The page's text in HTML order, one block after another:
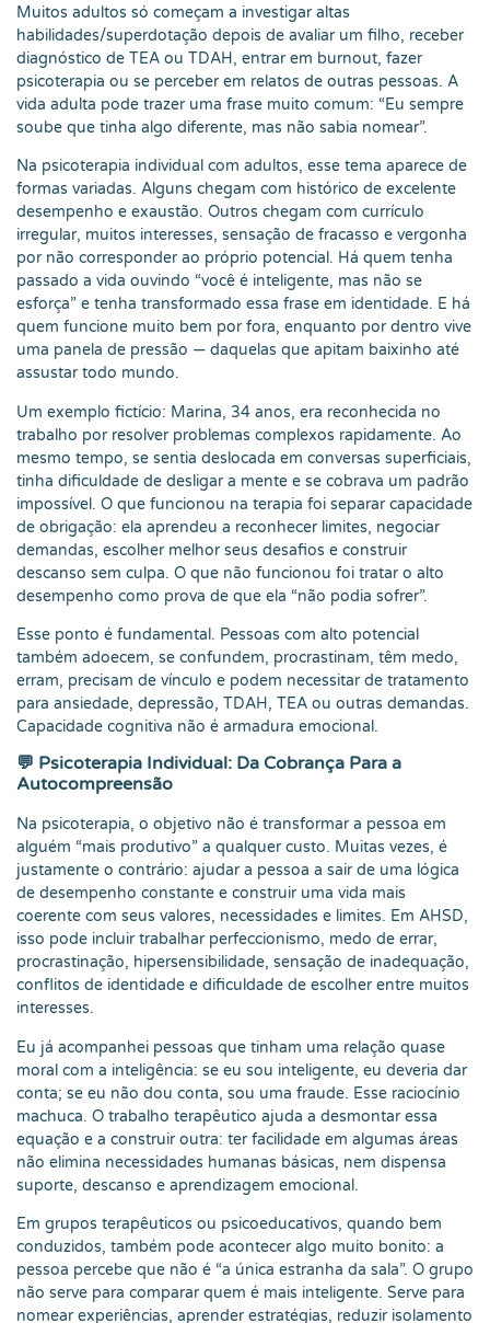
Muitos adultos só começam a investigar altas
habilidades/superdotação depois de avaliar um filho, receber
diagnóstico de TEA ou TDAH, entrar em burnout, fazer
psicoterapia ou se perceber em relatos de outras pessoas. A
vida adulta pode trazer uma frase muito comum: “Eu sempre
soube que tinha algo diferente, mas não sabia nomear”.
Na psicoterapia individual com adultos, esse tema aparece de
formas variadas. Alguns chegam com histórico de excelente
desempenho e exaustão. Outros chegam com currículo
irregular, muitos interesses, sensação de fracasso e vergonha
por não corresponder ao próprio potencial. Há quem tenha
passado a vida ouvindo “você é inteligente, mas não se
esforça” e tenha transformado essa frase em identidade. E há
quem funcione muito bem por fora, enquanto por dentro vive
uma panela de pressão — daquelas que apitam baixinho até
assustar todo mundo.
Um exemplo fictício: Marina, 34 anos, era reconhecida no
trabalho por resolver problemas complexos rapidamente. Ao
mesmo tempo, se sentia deslocada em conversas superficiais,
tinha dificuldade de desligar a mente e se cobrava um padrão
impossível. O que funcionou na terapia foi separar capacidade
de obrigação: ela aprendeu a reconhecer limites, negociar
demandas, escolher melhor seus desafios e construir
descanso sem culpa. O que não funcionou foi tratar o alto
desempenho como prova de que ela “não podia sofrer”.
Esse ponto é fundamental. Pessoas com alto potencial
também adoecem, se confundem, procrastinam, têm medo,
erram, precisam de vínculo e podem necessitar de tratamento
para ansiedade, depressão, TDAH, TEA ou outras demandas.
Capacidade cognitiva não é armadura emocional.
💬 Psicoterapia Individual: Da Cobrança Para a
Autocompreensão
Na psicoterapia, o objetivo não é transformar a pessoa em
alguém “mais produtivo” a qualquer custo. Muitas vezes, é
justamente o contrário: ajudar a pessoa a sair de uma lógica
de desempenho constante e construir uma vida mais
coerente com seus valores, necessidades e limites. Em AHSD,
isso pode incluir trabalhar perfeccionismo, medo de errar,
procrastinação, hipersensibilidade, sensação de inadequação,
conflitos de identidade e dificuldade de escolher entre muitos
interesses.
Eu já acompanhei pessoas que tinham uma relação quase
moral com a inteligência: se eu sou inteligente, eu deveria dar
conta; se eu não dou conta, sou uma fraude. Esse raciocínio
machuca. O trabalho terapêutico ajuda a desmontar essa
equação e a construir outra: ter facilidade em algumas áreas
não elimina necessidades humanas básicas, nem dispensa
suporte, descanso e aprendizagem emocional.
Em grupos terapêuticos ou psicoeducativos, quando bem
conduzidos, também pode acontecer algo muito bonito: a
pessoa percebe que não é “a única estranha da sala”. O grupo
não serve para comparar quem é mais inteligente. Serve para
nomear experiências, aprender estratégias, reduzir isolamento